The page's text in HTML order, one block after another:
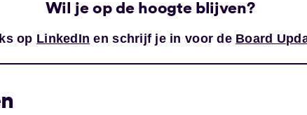
Wil je op de hoogte blijven?
op LinkedIn en schrijf je in voor de Board